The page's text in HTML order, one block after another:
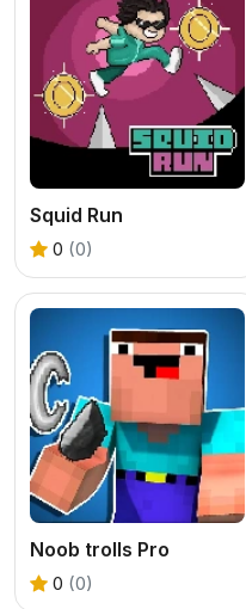
Squid Run
0 (0)
Noob trolls Pro
0 (0)